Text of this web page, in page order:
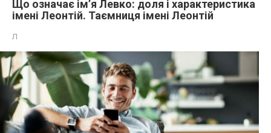
Що означає ім’я Левко: доля і характеристика
імені Леонтій. Таємниця імені Леонтій
Л